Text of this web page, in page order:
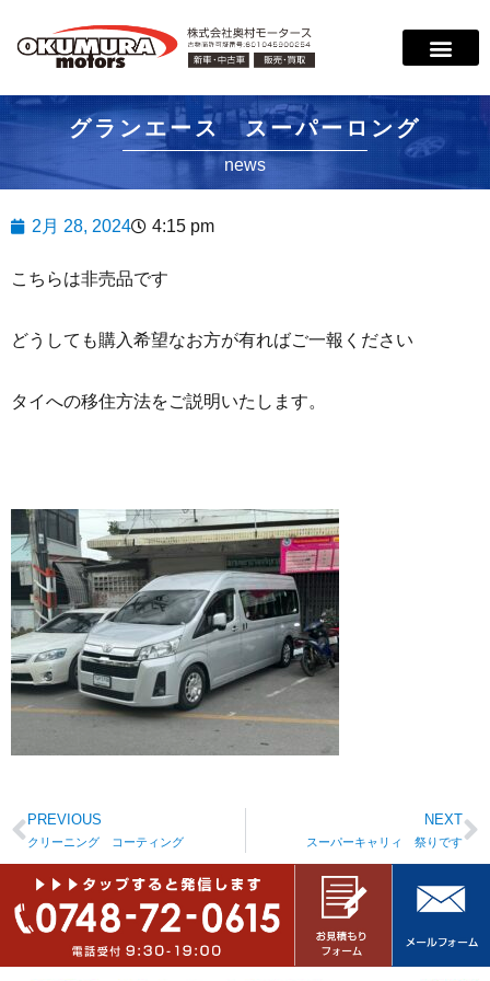
グランエース スーパーロング
news
2月 28, 2024 4:15 pm
こちらは非売品です
どうしても購入希望なお方が有ればご一報ください
タイへの移住方法をご説明いたします。
PREVIOUS
クリーニング コーティング
NEXT
スーパーキャリィ 祭りです